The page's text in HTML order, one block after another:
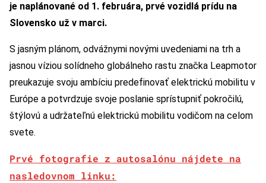
je naplánované od 1. februára, prvé vozidlá prídu na
Slovensko už v marci.
S jasným plánom, odvážnymi novými uvedeniami na trh a
jasnou víziou solídneho globálneho rastu značka Leapmotor
preukazuje svoju ambíciu predefinovať elektrickú mobilitu v
Európe a potvrdzuje svoje poslanie sprístupniť pokročilú,
štýlovú a udržateľnú elektrickú mobilitu vodičom na celom
svete.
Prvé fotografie z autosalónu nájdete na
nasledovnom linku: